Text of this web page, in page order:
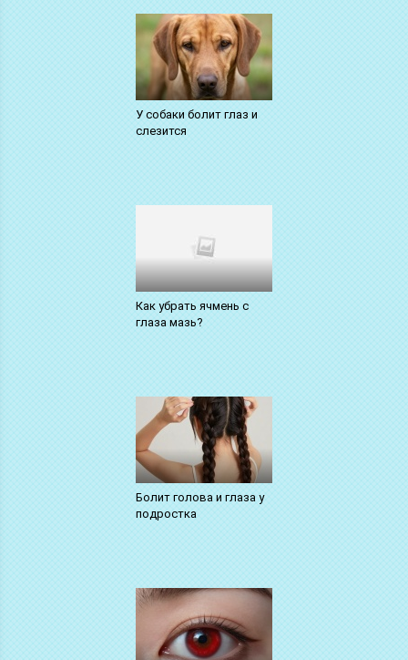
У собаки болит глаз и
слезится
Как убрать ячмень с
глаза мазь?
Болит голова и глаза у
подростка